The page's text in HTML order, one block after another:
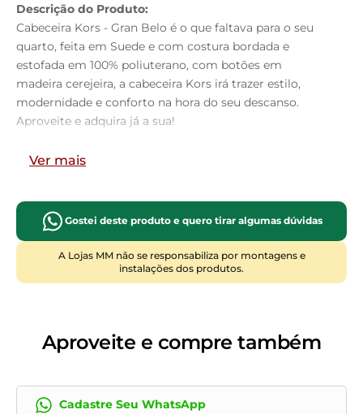
Descrição do Produto:
Cabeceira Kors - Gran Belo é o que faltava para o seu
quarto, feita em Suede e com costura bordada e
estofada em 100% poliuterano, com botões em
madeira cerejeira, a cabeceira Kors irá trazer estilo,
modernidade e conforto na hora do seu descanso.
Aproveite e adquira já a sua!
Altura:125cm
Profundidade:
Características do Produto:
Material da Estrutura:Madeira industrializada
Tamanho:
Necessita de Montagem:
montagem, recomendamos que a montagem seja
Instruções/Cuidado:Utilizar um pano levemente
umedecido com água, seguido de pano seco. Evitar
Ver mais
Gostei deste produto e quero tirar algumas dúvidas
A Lojas MM não se responsabiliza por montagens e
instalações dos produtos.
Aproveite e compre também
Cadastre Seu WhatsApp